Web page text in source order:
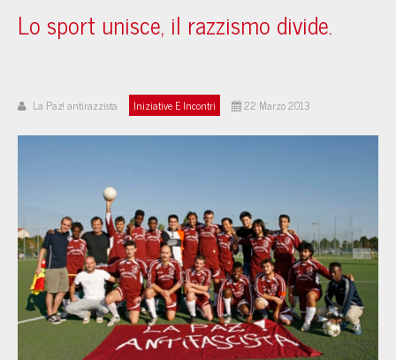
Lo sport unisce, il razzismo divide.
La Paz! antirazzista Iniziative E Incontri 22 Marzo 2013